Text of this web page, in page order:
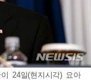
24일(현지시각) 요아